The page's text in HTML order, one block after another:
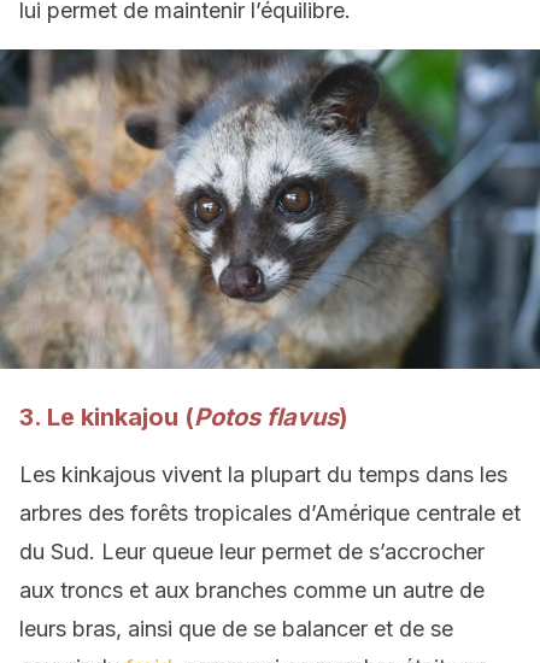
lui permet de maintenir l’équilibre.
3. Le kinkajou (Potos flavus)
Les kinkajous vivent la plupart du temps dans les
arbres des forêts tropicales d’Amérique centrale et
du Sud. Leur queue leur permet de s’accrocher
aux troncs et aux branches comme un autre de
leurs bras, ainsi que de se balancer et de se